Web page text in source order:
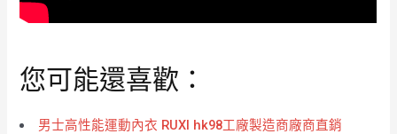
您可能還喜歡：
男士高性能運動內衣 RUXI hk98工廠製造商廠商直銷